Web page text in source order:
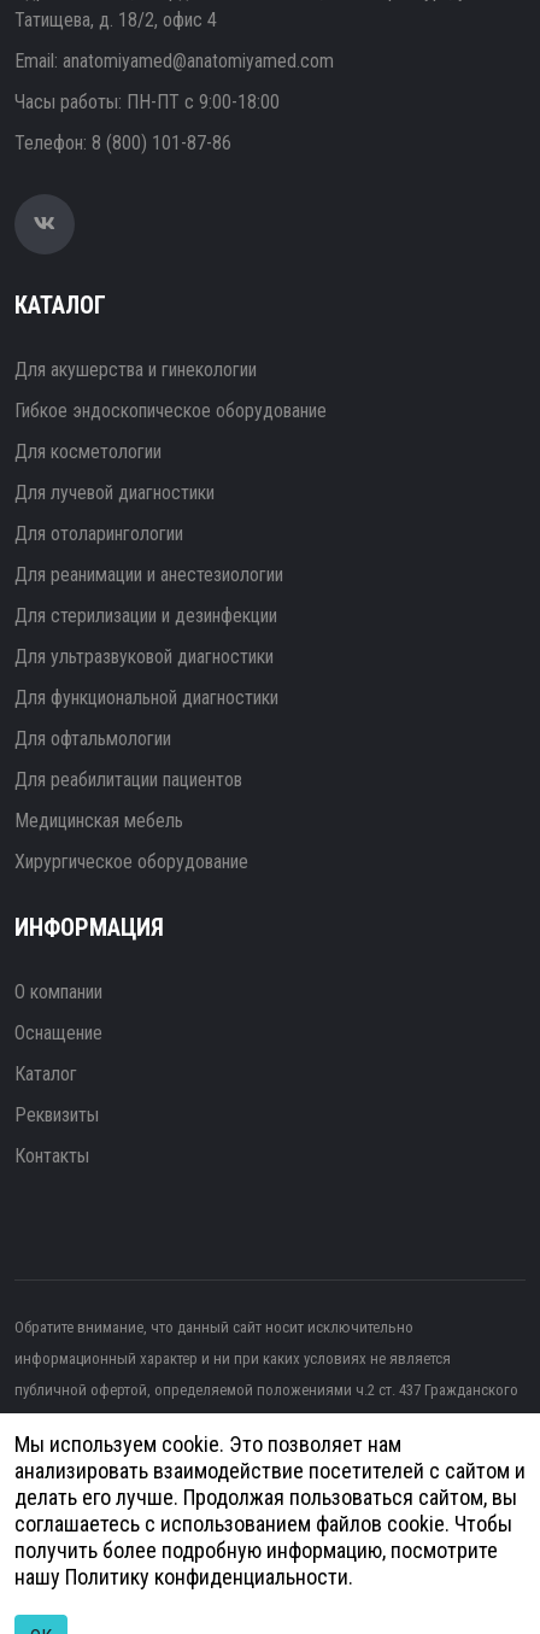
Татищева, д. 18/2, офис 4
Email: anatomiyamed@anatomiyamed.com
Часы работы: ПН-ПТ с 9:00-18:00
Телефон: 8 (800) 101-87-86
КАТАЛОГ
Для акушерства и гинекологии
Гибкое эндоскопическое оборудование
Для косметологии
Для лучевой диагностики
Для отоларингологии
Для реанимации и анестезиологии
Для стерилизации и дезинфекции
Для ультразвуковой диагностики
Для функциональной диагностики
Для офтальмологии
Для реабилитации пациентов
Медицинская мебель
Хирургическое оборудование
ИНФОРМАЦИЯ
О компании
Оснащение
Каталог
Реквизиты
Контакты
Обратите внимание, что данный сайт носит исключительно
информационный характер и ни при каких условиях не является
публичной офертой, определяемой положениями ч.2 ст. 437 Гражданского
Изображение от topntp26на Freepik
Политика конфиденциальности
Согласие на обработку персональных данных
Мы используем cookie. Это позволяет нам
анализировать взаимодействие посетителей с сайтом и
делать его лучше. Продолжая пользоваться сайтом, вы
соглашаетесь с использованием файлов cookie. Чтобы
получить более подробную информацию, посмотрите
нашу Политику конфиденциальности.